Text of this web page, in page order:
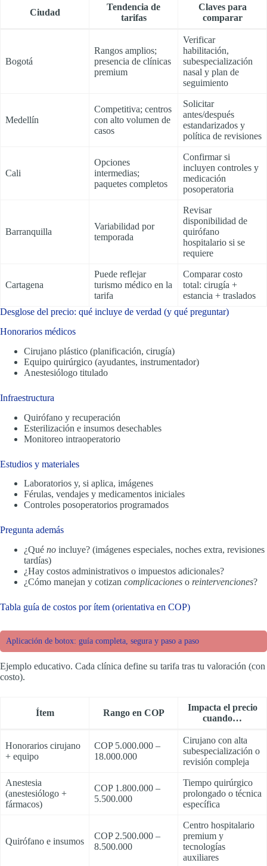
Ciudad
Tendencia de
tarifas
Claves para
comparar
Bogotá
Rangos amplios;
presencia de clínicas
premium
Verificar
habilitación,
subespecialización
nasal y plan de
seguimiento
Medellín
Competitiva; centros
con alto volumen de
casos
Solicitar
antes/después
estandarizados y
política de revisiones
Cali
Opciones
intermedias;
paquetes completos
Confirmar si
incluyen controles y
medicación
posoperatoria
Barranquilla
Variabilidad por
temporada
Revisar
disponibilidad de
quirófano
hospitalario si se
requiere
Cartagena
Puede reflejar
turismo médico en la
tarifa
Comparar costo
total: cirugía +
estancia + traslados
Desglose del precio: qué incluye de verdad (y qué preguntar)
Honorarios médicos
Cirujano plástico (planificación, cirugía)
Equipo quirúrgico (ayudantes, instrumentador)
Anestesiólogo titulado
Infraestructura
Quirófano y recuperación
Esterilización e insumos desechables
Monitoreo intraoperatorio
Estudios y materiales
Laboratorios y, si aplica, imágenes
Férulas, vendajes y medicamentos iniciales
Controles posoperatorios programados
Pregunta además
¿Qué no incluye? (imágenes especiales, noches extra, revisiones
tardías)
¿Hay costos administrativos o impuestos adicionales?
¿Cómo manejan y cotizan complicaciones o reintervenciones?
Tabla guía de costos por ítem (orientativa en COP)
Aplicación de botox: guía completa, segura y paso a paso
Ejemplo educativo. Cada clínica define su tarifa tras tu valoración (con
costo).
Ítem Rango en COP
Impacta el precio
cuando…
Honorarios cirujano
+ equipo
COP 5.000.000 –
18.000.000
Cirujano con alta
subespecialización o
revisión compleja
Anestesia
(anestesiólogo +
fármacos)
COP 1.800.000 –
5.500.000
Tiempo quirúrgico
prolongado o técnica
específica
Quirófano e insumos
COP 2.500.000 –
8.500.000
Centro hospitalario
premium y
tecnologías
auxiliares